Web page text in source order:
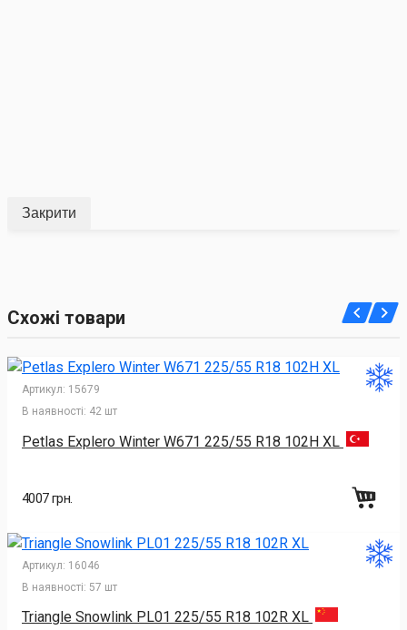
Закрити
Схожі товари
Артикул: 15679
В наявності: 42 шт
Petlas Explero Winter W671 225/55 R18 102H XL
4007 грн.
Артикул: 16046
В наявності: 57 шт
Triangle Snowlink PL01 225/55 R18 102R XL